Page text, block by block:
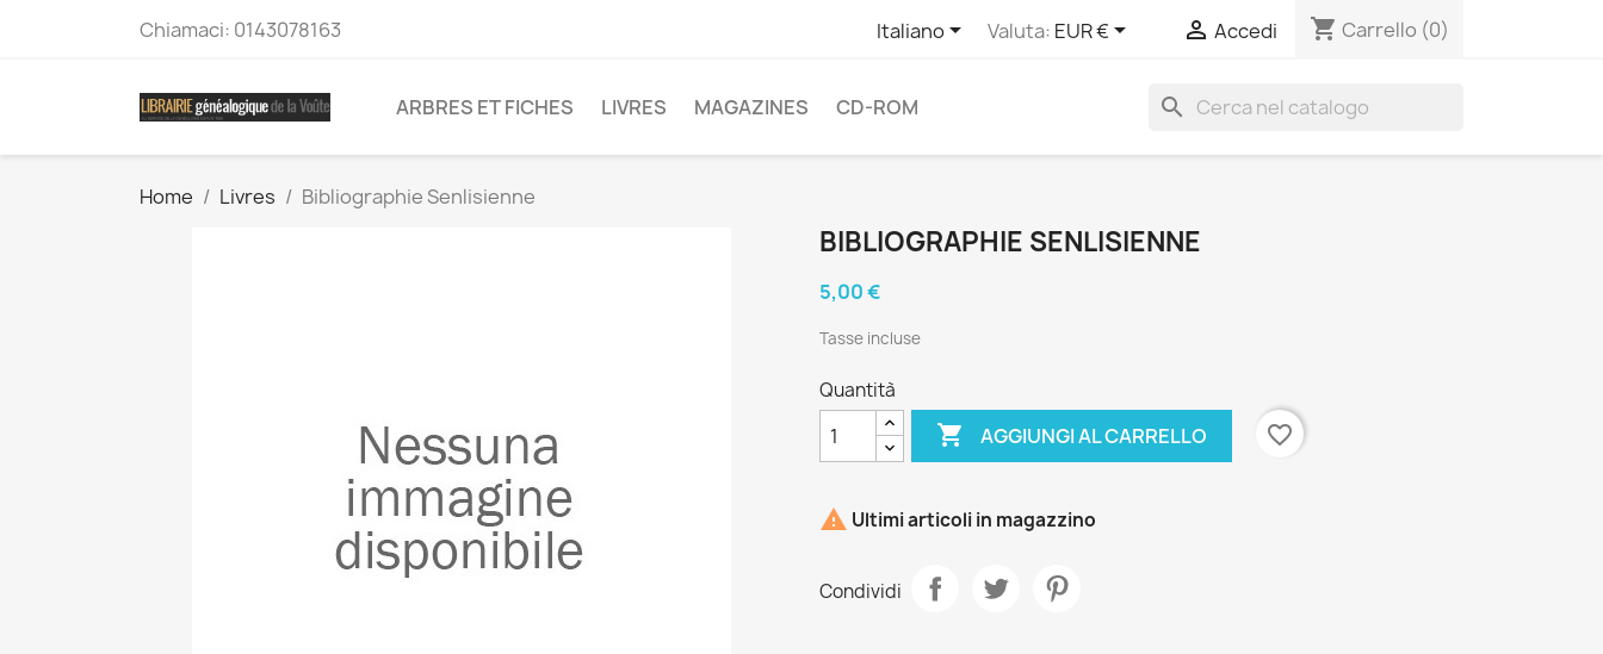
Chiamaci: 0143078163 Italiano Valuta: EUR €  Accedi shopping_cart Carrello (0)
ARBRES ET FICHES LIVRES MAGAZINES CD-ROM search
Home Livres Bibliographie Senlisienne
BIBLIOGRAPHIE SENLISIENNE
5,00 €
Tasse incluse
Quantità
 AGGIUNGI AL CARRELLO favorite_border
 Ultimi articoli in magazzino
Condividi